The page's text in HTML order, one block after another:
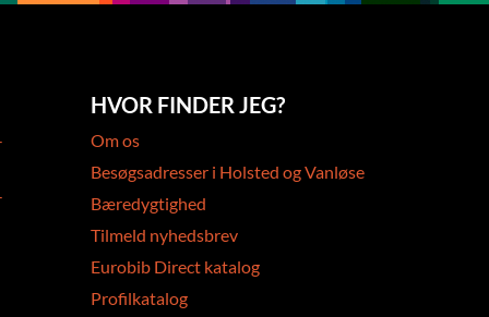
HVOR FINDER JEG?
Om os
Besøgsadresser i Holsted og Vanløse
Bæredygtighed
Tilmeld nyhedsbrev
Eurobib Direct katalog
Profilkatalog